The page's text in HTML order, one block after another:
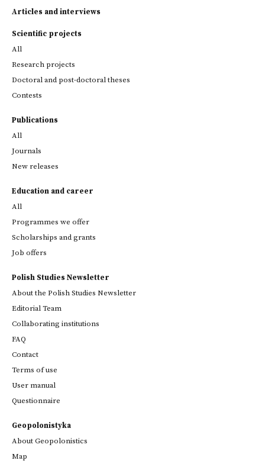
Articles and interviews
Scientific projects
All
Research projects
Doctoral and post-doctoral theses
Contests
Publications
All
Journals
New releases
Education and career
All
Programmes we offer
Scholarships and grants
Job offers
Polish Studies Newsletter
About the Polish Studies Newsletter
Editorial Team
Collaborating institutions
FAQ
Contact
Terms of use
User manual
Questionnaire
Geopolonistyka
About Geopolonistics
Map